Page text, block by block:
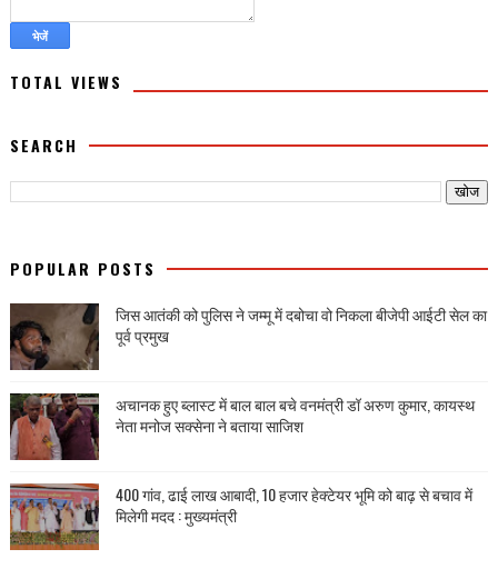
TOTAL VIEWS
SEARCH
POPULAR POSTS
जिस आतंकी को पुलिस ने जम्मू में दबोचा वो निकला बीजेपी आईटी सेल का
पूर्व प्रमुख
अचानक हुए ब्लास्ट में बाल बाल बचे वनमंत्री डॉ अरुण कुमार, कायस्थ
नेता मनोज सक्सेना ने बताया साजिश
400 गांव, ढाई लाख आबादी, 10 हजार हेक्टेयर भूमि को बाढ़ से बचाव में
मिलेगी मदद : मुख्यमंत्री